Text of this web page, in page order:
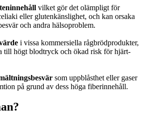
vilket gör det olämpligt för
eller glutenkänslighet, och kan orsaka
och andra hälsoproblem.
i vissa kommersiella rågbrödprodukter,
till högt blodtryck och ökad risk för hjärt-
som uppblåsthet eller gaser
på grund av dess höga fiberinnehåll.